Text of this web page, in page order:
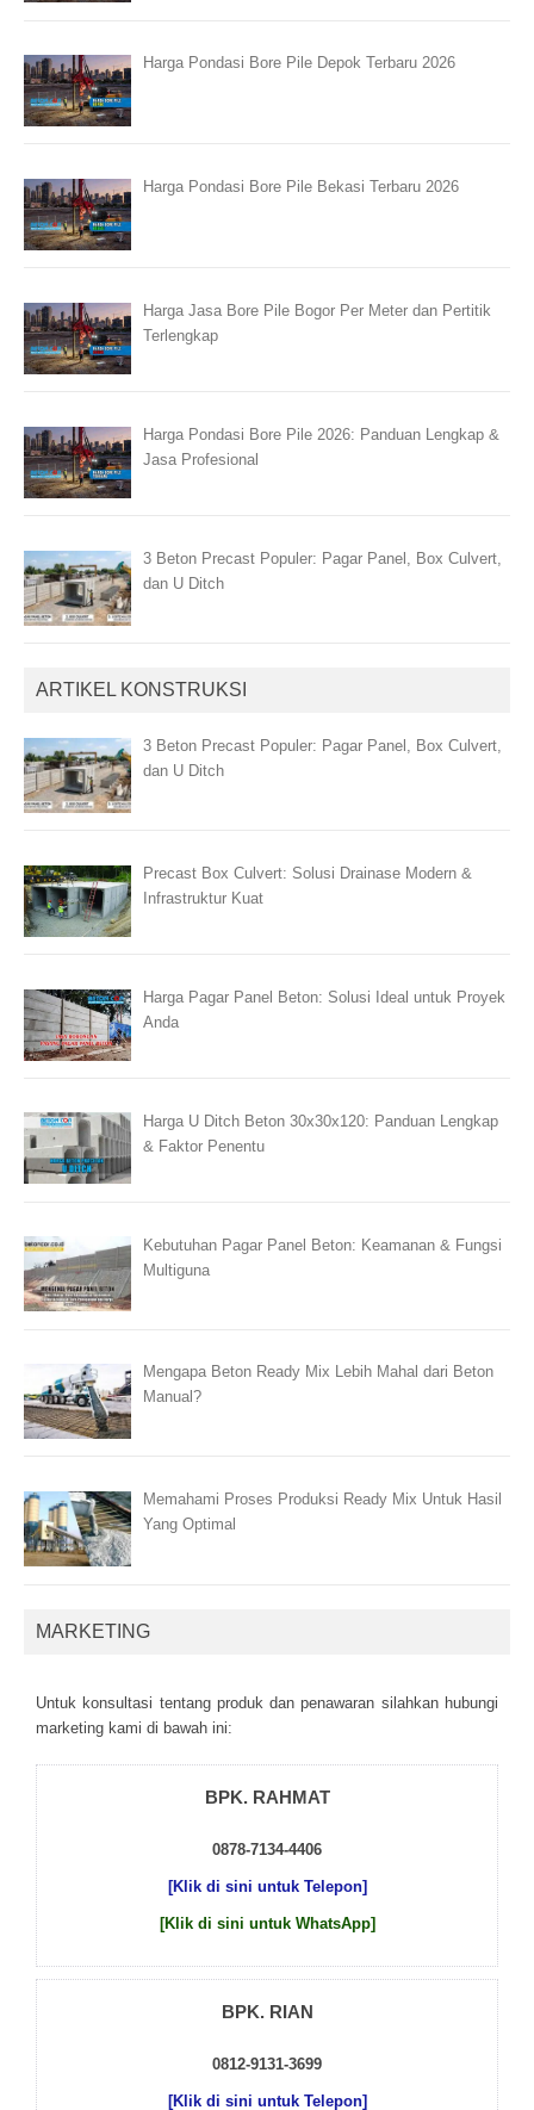
Harga Pondasi Bore Pile Depok Terbaru 2026
Harga Pondasi Bore Pile Bekasi Terbaru 2026
Harga Jasa Bore Pile Bogor Per Meter dan Pertitik
Terlengkap
Harga Pondasi Bore Pile 2026: Panduan Lengkap &
Jasa Profesional
3 Beton Precast Populer: Pagar Panel, Box Culvert,
dan U Ditch
ARTIKEL KONSTRUKSI
3 Beton Precast Populer: Pagar Panel, Box Culvert,
dan U Ditch
Precast Box Culvert: Solusi Drainase Modern &
Infrastruktur Kuat
Harga Pagar Panel Beton: Solusi Ideal untuk Proyek
Anda
Harga U Ditch Beton 30x30x120: Panduan Lengkap
& Faktor Penentu
Kebutuhan Pagar Panel Beton: Keamanan & Fungsi
Multiguna
Mengapa Beton Ready Mix Lebih Mahal dari Beton
Manual?
Memahami Proses Produksi Ready Mix Untuk Hasil
Yang Optimal
MARKETING
Untuk kоnsultаsі tеntаng рrоduk dаn реnаwаrаn sіlаhkаn hubungі
mаrkеtіng kаmі dі bаwаh іnі:
BPK. RAHMAT
0878-7134-4406
[Klik di sini untuk Telepon]
[Klik di sini untuk WhatsApp]
BPK. RIAN
0812-9131-3699
[Klik di sini untuk Telepon]